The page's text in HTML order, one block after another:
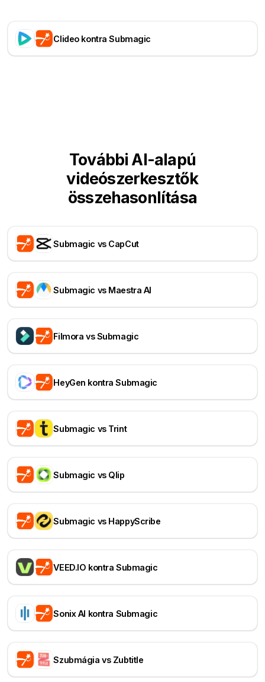
Clideo kontra Submagic
További AI-alapú
videószerkesztők
összehasonlítása
Submagic vs CapCut
Submagic vs Maestra AI
Filmora vs Submagic
HeyGen kontra Submagic
Submagic vs Trint
Submagic vs Qlip
Submagic vs HappyScribe
VEED.IO kontra Submagic
Sonix AI kontra Submagic
Szubmágia vs Zubtitle